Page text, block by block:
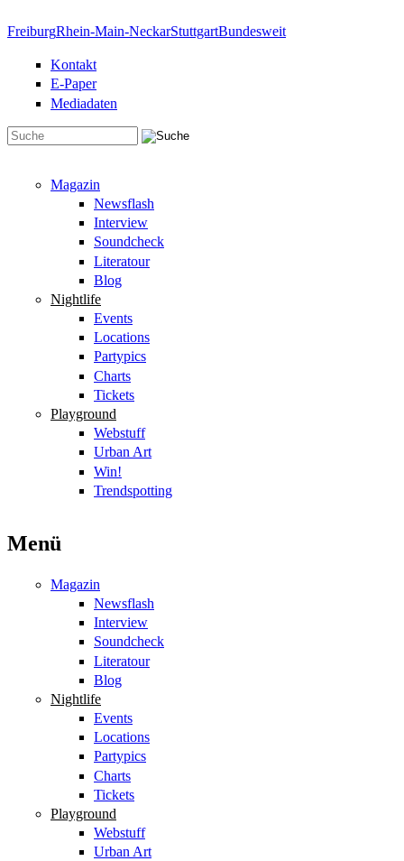
FreiburgRhein-Main-NeckarStuttgartBundesweit
Kontakt
E-Paper
Mediadaten
Magazin
Newsflash
Interview
Soundcheck
Literatour
Blog
Nightlife
Events
Locations
Partypics
Charts
Tickets
Playground
Webstuff
Urban Art
Win!
Trendspotting
Menü
Magazin
Newsflash
Interview
Soundcheck
Literatour
Blog
Nightlife
Events
Locations
Partypics
Charts
Tickets
Playground
Webstuff
Urban Art